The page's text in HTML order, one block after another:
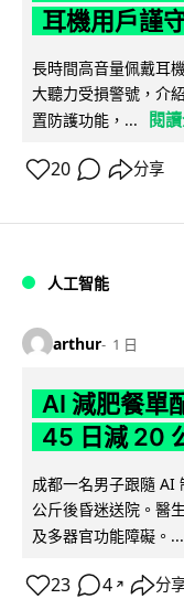
耳機用戶謹
長時間高音量佩戴耳
大聽力受損警號，介
置防護功能，...
閱
20 分享
人工智能
arthur 1 日
AI 減肥餐單
45 日減 20
成都一名男子跟隨 AI
公斤後昏迷送院。醫
及多器官功能障礙。...
23 4 ↗ 分